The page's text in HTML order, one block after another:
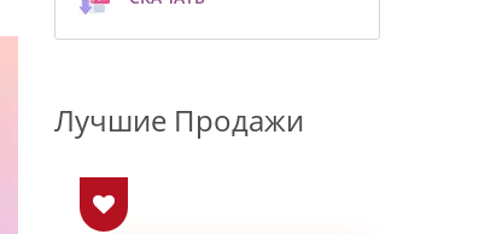
Лучшие Продажи